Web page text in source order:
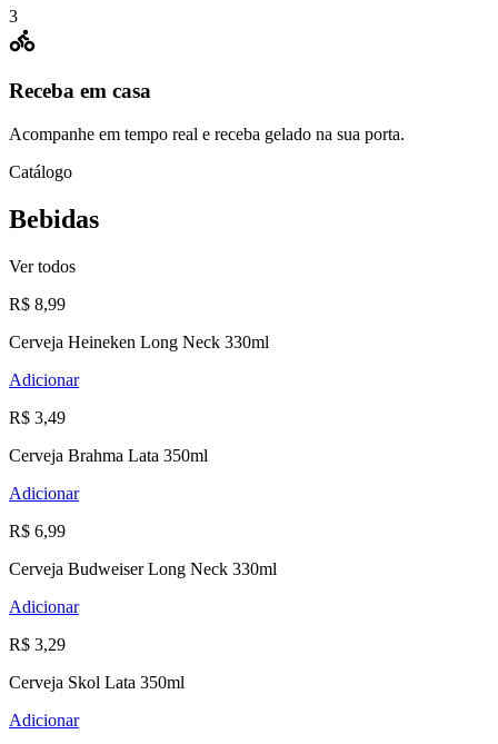
3
Receba em casa
Acompanhe em tempo real e receba gelado na sua porta.
Catálogo
Bebidas
Ver todos
R$ 8,99
Cerveja Heineken Long Neck 330ml
Adicionar
R$ 3,49
Cerveja Brahma Lata 350ml
Adicionar
R$ 6,99
Cerveja Budweiser Long Neck 330ml
Adicionar
R$ 3,29
Cerveja Skol Lata 350ml
Adicionar